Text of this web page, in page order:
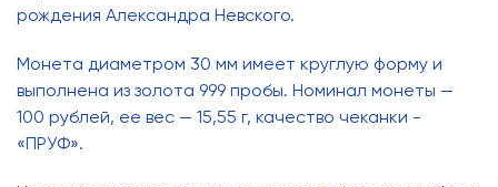
рождения Александра Невского.
Монета диаметром 30 мм имеет круглую форму и
выполнена из золота 999 пробы. Номинал монеты —
100 рублей, ее вес — 15,55 г, качество чеканки -
«ПРУФ».